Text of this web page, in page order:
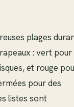
plages
: vert pour
et rouge
pour des
listes sont